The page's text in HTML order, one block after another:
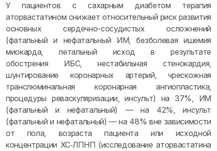
У пациентов с сахарным диабетом терапия
аторвастатином снижает относительный риск развития
основных сердечно-сосудистых осложнений
(фатальный и нефатальный ИМ, безболевая ишемия
миокарда, летальный исход в результате
обострения ИБС, нестабильная стенокардия,
шунтирование коронарных артерий, чрескожная
транслюминальная коронарная ангиопластика,
процедуры реваскуляризации, инсульт) на 37%, ИМ
(фатальный и нефатальный) — на 42%, инсульт
(фатальный и нефатальный) — на 48% вне зависимости
от пола, возраста пациента или исходной
концентрации ХС‑ЛПНП (исследование аторвастатина